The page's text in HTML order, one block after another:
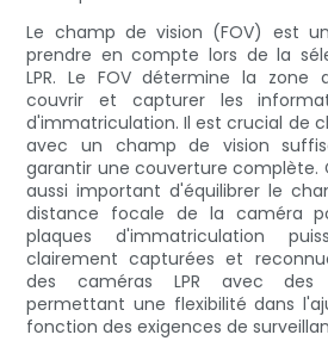
Le champ de vision (FOV) est
prendre en compte lors de la
LPR. Le FOV détermine la
couvrir et capturer les
d'immatriculation. Il est crucial de
avec un champ de vision
garantir une couverture complète.
aussi important d'équilibrer le
distance focale de la caméra
plaques d'immatriculation
clairement capturées et
des caméras LPR avec des
permettant une flexibilité dans
fonction des exigences de